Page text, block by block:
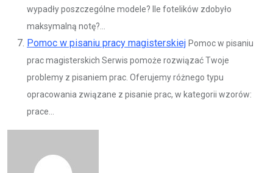
wypadły poszczególne modele? Ile fotelików zdobyło
maksymalną notę?...
Pomoc w pisaniu pracy magisterskiej Pomoc w pisaniu
prac magisterskich Serwis pomoże rozwiązać Twoje
problemy z pisaniem prac. Oferujemy różnego typu
opracowania związane z pisanie prac, w kategorii wzorów:
prace...